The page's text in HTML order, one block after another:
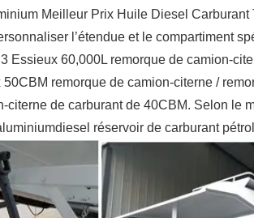
Meilleur Prix Huile Diesel
l’étendue et le compartiment
Essieux 60,000L remorque de camion-
remorque de camion-citerne /
citerne de carburant de 40CBM. Selon le
réservoir de carburant